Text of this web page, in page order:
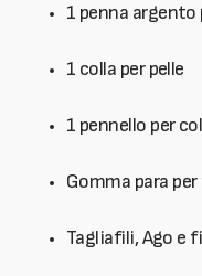
1 penna argento
1 colla per pelle
1 pennello per
Gomma para per
Tagliafili, Ago e